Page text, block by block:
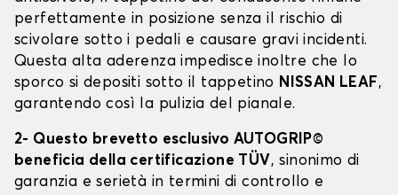
perfettamente in posizione senza il rischio di
scivolare sotto i pedali e causare gravi incidenti.
Questa alta aderenza impedisce inoltre che lo
sporco si depositi sotto il tappetino NISSAN LEAF,
garantendo così la pulizia del pianale.
2- Questo brevetto esclusivo AUTOGRIP©
beneficia della certificazione TÜV, sinonimo di
garanzia e serietà in termini di controllo e